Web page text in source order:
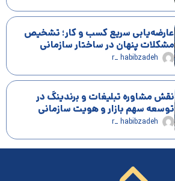
عارضه‌یابی سریع کسب و کار؛ تشخیص
مشکلات پنهان در ساختار سازمانی
r_ habibzadeh
نقش مشاوره تبلیغات و برندینگ در
توسعه سهم بازار و هویت سازمانی
r_ habibzadeh